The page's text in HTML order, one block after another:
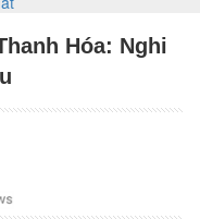
Hóa: Nghi